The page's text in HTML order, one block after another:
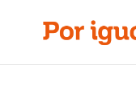
contenido
navegación